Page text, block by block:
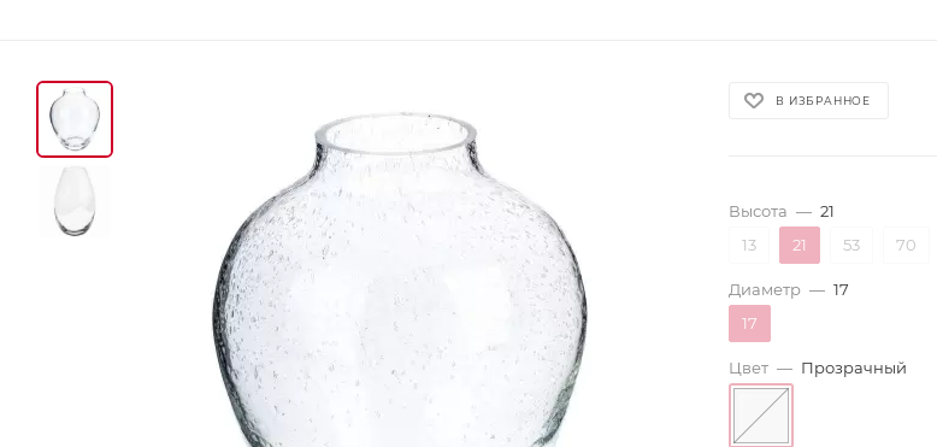
В ИЗБРАННОЕ
Высота — 21
13
21 53 70
Диаметр — 17
17
Цвет — Прозрачный